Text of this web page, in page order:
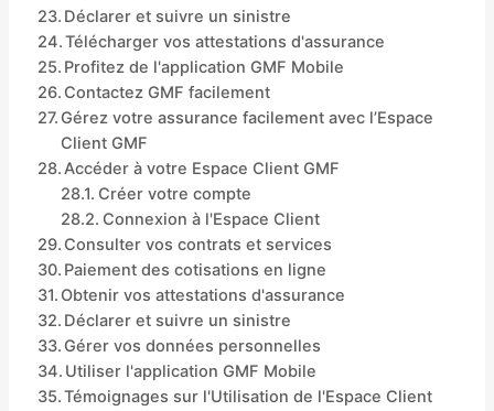
Déclarer et suivre un sinistre
Télécharger vos attestations d'assurance
Profitez de l'application GMF Mobile
Contactez GMF facilement
Gérez votre assurance facilement avec l’Espace
Client GMF
Accéder à votre Espace Client GMF
Créer votre compte
Connexion à l'Espace Client
Consulter vos contrats et services
Paiement des cotisations en ligne
Obtenir vos attestations d'assurance
Déclarer et suivre un sinistre
Gérer vos données personnelles
Utiliser l'application GMF Mobile
Témoignages sur l'Utilisation de l'Espace Client